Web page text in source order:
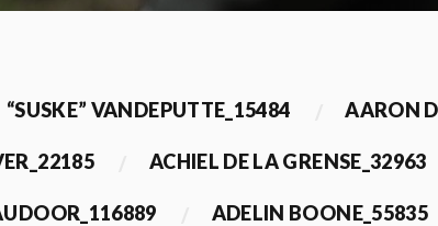
“SUSKE” VANDEPUTTE_15484 AARON
ACHIEL DE LA GRENSE_32963
ADELIN BOONE_55835